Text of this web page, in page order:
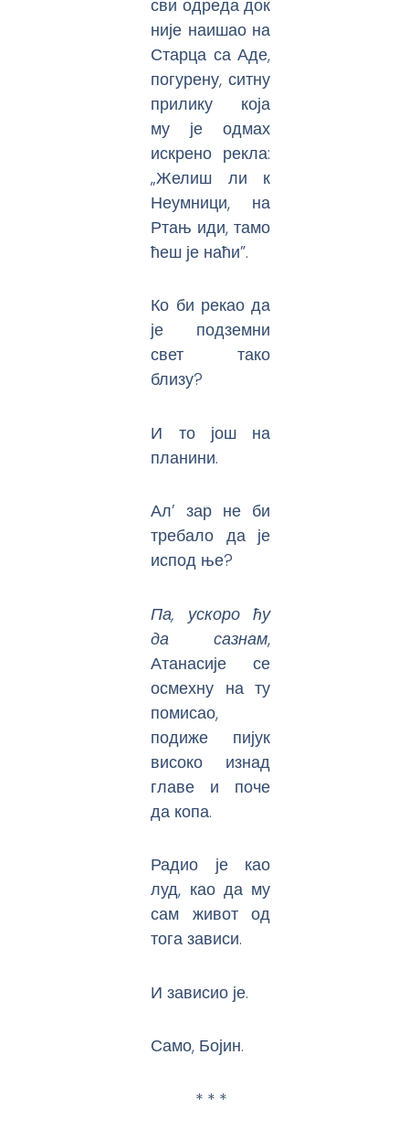
сви одреда док
није наишао на
Старца са Аде,
погурену, ситну
прилику која
му је одмах
искрено рекла:
„Желиш ли к
Неумници, на
Ртањ иди, тамо
ћеш је наћи”.
Ко би рекао да
је подземни
свет тако
близу?
И то још на
планини.
Ал’ зар не би
требало да је
испод ње?
Па, ускоро ћу
да сазнам,
Атанасије се
осмехну на ту
помисао,
подиже пијук
високо изнад
главе и поче
да копа.
Радио је као
луд, као да му
сам живот од
тога зависи.
И зависио је.
Само, Бојин.
* * *